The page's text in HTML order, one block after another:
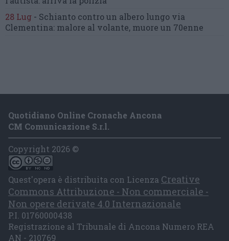
28 Lug - Schianto contro un albero lungo via
Clementina: malore al volante, muore un 70enne
Quotidiano Online Cronache Ancona
CM Comunicazione S.r.l.
Copyright 2026 ©
Quest'opera è distribuita con Licenza Creative
Commons Attribuzione - Non commerciale -
Non opere derivate 4.0 Internazionale
P.I. 01760000438
Registrazione al Tribunale di Ancona Numero REA
AN - 210769